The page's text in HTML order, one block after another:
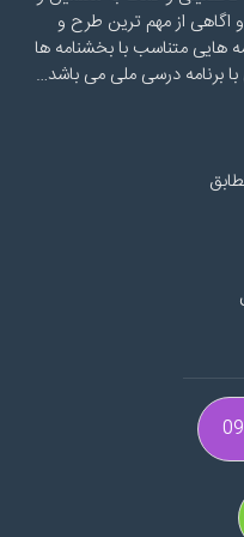
اگاهی از مهم ترین طرح و
هایی متناسب با بخشنامه ها
درسی ملی می باشد…